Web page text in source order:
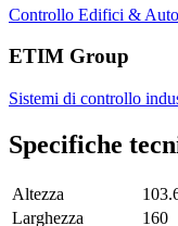
Controllo Edifici &
ETIM Group
Sistemi di controllo
Specifiche
Altezza
Larghezza
160